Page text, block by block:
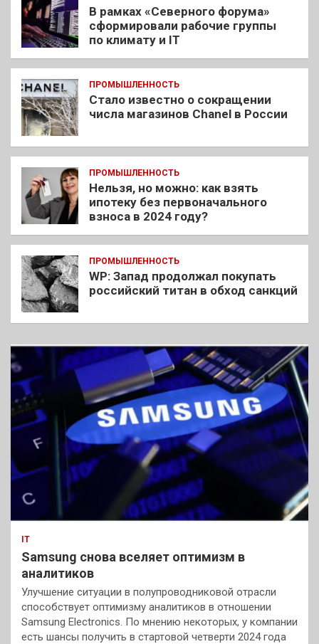
В рамках «Северного форума»
сформировали рабочие группы
по климату и IT
ПРОМЫШЛЕННОСТЬ
Стало известно о сокращении
числа магазинов Chanel в России
ПРОМЫШЛЕННОСТЬ
Нельзя, но можно: как взять
ипотеку без первоначального
взноса в 2024 году?
ПРОМЫШЛЕННОСТЬ
WP: Запад продолжал покупать
российский титан в обход санкций
IT
Samsung снова вселяет оптимизм в
аналитиков
Улучшение ситуации в полупроводниковой отрасли
способствует оптимизму аналитиков в отношении
Samsung Electronics. По мнению некоторых, у компании
есть шансы получить в стартовой четверти 2024 года